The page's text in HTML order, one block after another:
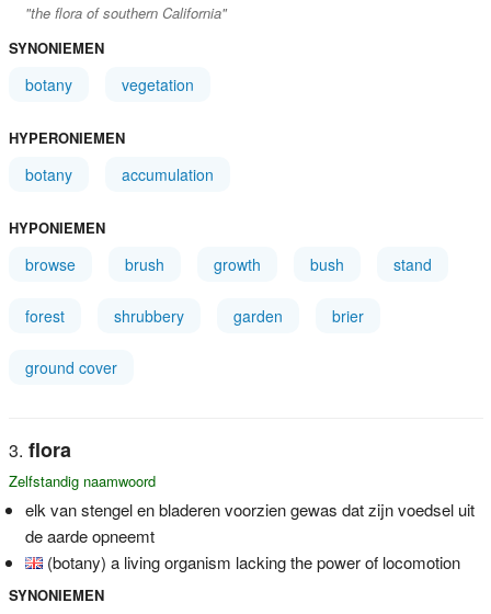
"the flora of southern California"
SYNONIEMEN
botany vegetation
HYPERONIEMEN
botany accumulation
HYPONIEMEN
browse brush growth bush stand
forest shrubbery garden brier
ground cover
flora
Zelfstandig naamwoord
elk van stengel en bladeren voorzien gewas dat zijn voedsel uit
de aarde opneemt
(botany) a living organism lacking the power of locomotion
SYNONIEMEN